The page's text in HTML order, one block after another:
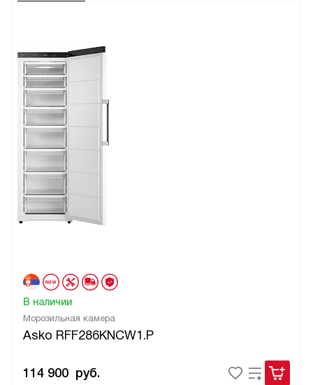
Морозильная камера
Asko RFF286KNCW1.P
В наличии
114 900 руб.